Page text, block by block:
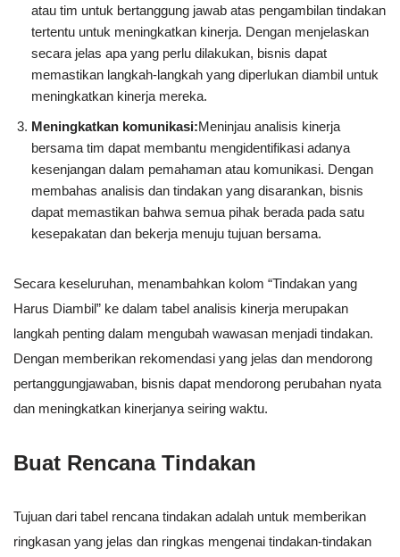
atau tim untuk bertanggung jawab atas pengambilan tindakan
tertentu untuk meningkatkan kinerja. Dengan menjelaskan
secara jelas apa yang perlu dilakukan, bisnis dapat
memastikan langkah-langkah yang diperlukan diambil untuk
meningkatkan kinerja mereka.
Meningkatkan komunikasi:Meninjau analisis kinerja
bersama tim dapat membantu mengidentifikasi adanya
kesenjangan dalam pemahaman atau komunikasi. Dengan
membahas analisis dan tindakan yang disarankan, bisnis
dapat memastikan bahwa semua pihak berada pada satu
kesepakatan dan bekerja menuju tujuan bersama.
Secara keseluruhan, menambahkan kolom “Tindakan yang
Harus Diambil” ke dalam tabel analisis kinerja merupakan
langkah penting dalam mengubah wawasan menjadi tindakan.
Dengan memberikan rekomendasi yang jelas dan mendorong
pertanggungjawaban, bisnis dapat mendorong perubahan nyata
dan meningkatkan kinerjanya seiring waktu.
Buat Rencana Tindakan
Tujuan dari tabel rencana tindakan adalah untuk memberikan
ringkasan yang jelas dan ringkas mengenai tindakan-tindakan